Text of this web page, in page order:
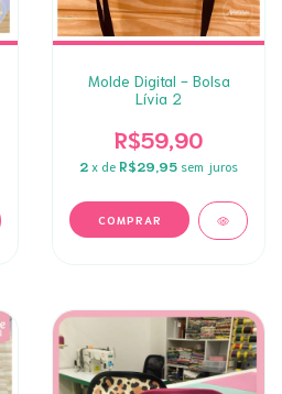
Molde Digital - Bolsa
Lívia 2
R$59,90
2 x de R$29,95 sem juros